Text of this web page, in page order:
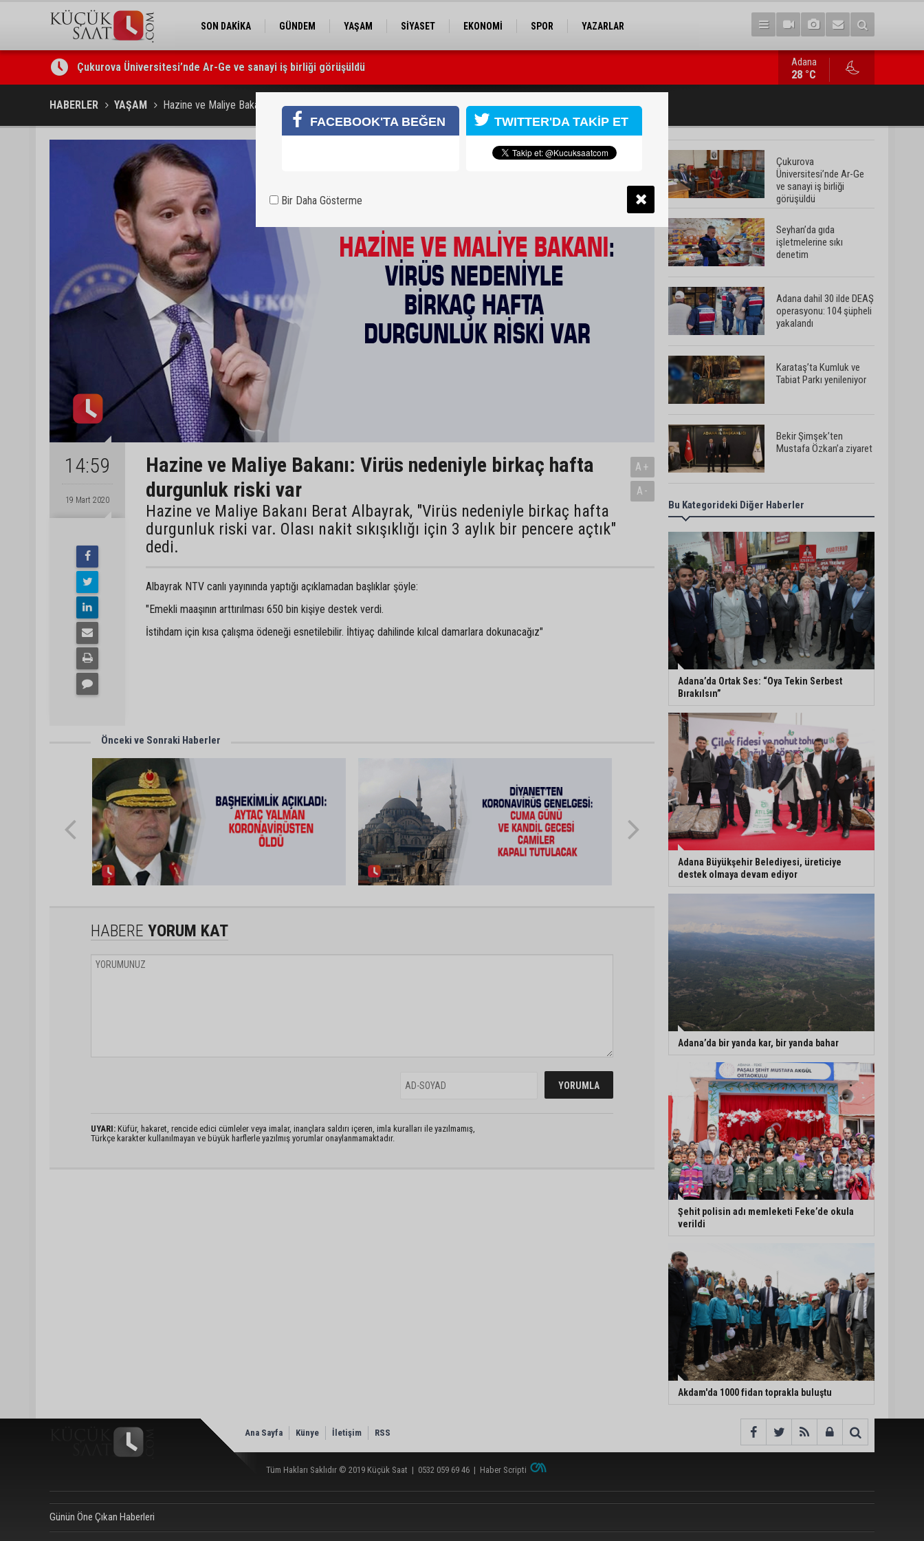
SON DAKİKA GÜNDEM YAŞAM SİYASET EKONOMİ SPOR YAZARLAR
Çukurova Üniversitesi’nde Ar-Ge ve sanayi iş birliği görüşüldü
Seyhan’da gıda işletmelerine sıkı denetim
Adana dahil 30 ilde DEAŞ operasyonu: 104 şüpheli yakalandı
Adana
28 °C
HABERLER YAŞAM Hazine ve Maliye Bakanı: Virüs nedeniyle birkaç hafta durgunluk riski var
14:59
19 Mart 2020
Hazine ve Maliye Bakanı: Virüs nedeniyle birkaç hafta
durgunluk riski var
Hazine ve Maliye Bakanı Berat Albayrak, "Virüs nedeniyle birkaç hafta
durgunluk riski var. Olası nakit sıkışıklığı için 3 aylık bir pencere açtık"
dedi.
A+
A-
Albayrak NTV canlı yayınında yaptığı açıklamadan başlıklar şöyle:
"Emekli maaşının arttırılması 650 bin kişiye destek verdi.
İstihdam için kısa çalışma ödeneği esnetilebilir. İhtiyaç dahilinde kılcal damarlara dokunacağız"
Önceki ve Sonraki Haberler
HABERE YORUM KAT
UYARI: Küfür, hakaret, rencide edici cümleler veya imalar, inançlara saldırı içeren, imla kuralları ile yazılmamış,
Türkçe karakter kullanılmayan ve büyük harflerle yazılmış yorumlar onaylanmamaktadır.
Çukurova
Üniversitesi’nde Ar-Ge
ve sanayi iş birliği
görüşüldü
Seyhan’da gıda
işletmelerine sıkı
denetim
Adana dahil 30 ilde DEAŞ
operasyonu: 104 şüpheli
yakalandı
Karataş’ta Kumluk ve
Tabiat Parkı yenileniyor
Bekir Şimşek’ten
Mustafa Özkan’a ziyaret
Ceyhan’da asfalt
çalışmaları sürüyor
Ceyhan’da açık hava
sineması keyfi iki farklı
parkta devam ediyor
5. Yunusoğlu Futbol
Turnuvası’nda final
heyecanı
Ceyhan’da Necdet
Sevinç Parkı’nda bakım
çalışması
Orhan Bayram’dan AK
Parti’ye Yüreğir çıkışı:
“Bizim belediye meclis
üyelerimize ne yaptınız?
Siz önce onu anlatın”
Bu Kategorideki Diğer Haberler
Adana’da Ortak Ses: “Oya Tekin Serbest
Bırakılsın”
Adana Büyükşehir Belediyesi, üreticiye
destek olmaya devam ediyor
Adana’da bir yanda kar, bir yanda bahar
Şehit polisin adı memleketi Feke’de okula
verildi
Akdam'da 1000 fidan toprakla buluştu
Ana Sayfa Künye İletişim RSS
Tüm Hakları Saklıdır © 2019 Küçük Saat | 0532 059 69 46 | Haber Scripti
Günün Öne Çıkan Haberleri
FACEBOOK'TA BEĞEN TWITTER'DA TAKİP ET
Bir Daha Gösterme